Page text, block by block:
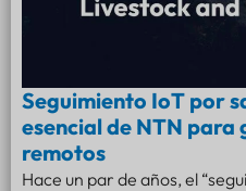
Seguimiento IoT por
esencial de NTN para
remotos
Hace un par de años, el